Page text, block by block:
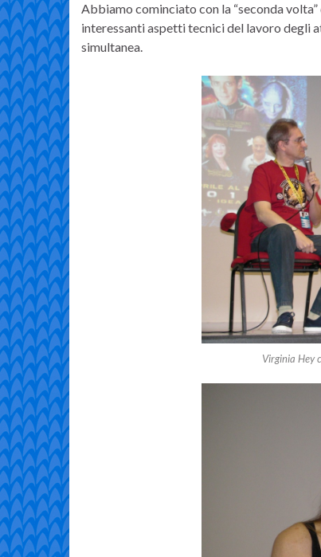
Abbiamo cominciato con la “seconda
interessanti aspetti tecnici del lavoro degli
simultanea.
Virginia Hey